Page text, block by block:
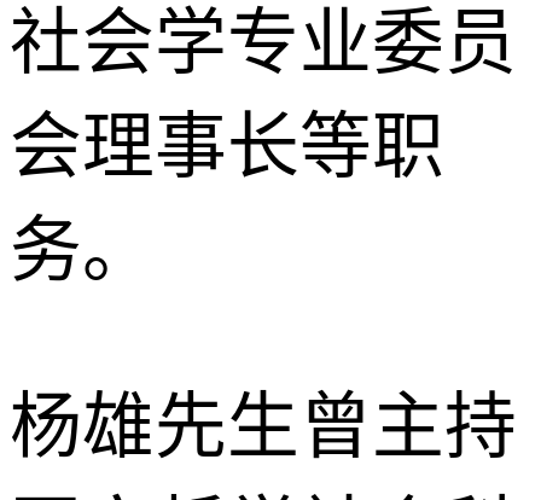
社会学专业委员
会理事长等职
务。
杨雄先生曾主持